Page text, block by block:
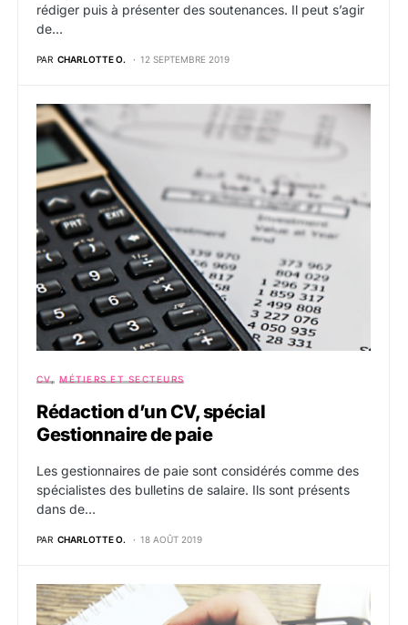
rédiger puis à présenter des soutenances. Il peut s’agir
de…
PAR CHARLOTTE O. 12 SEPTEMBRE 2019
CV MÉTIERS ET SECTEURS
Rédaction d’un CV, spécial
Gestionnaire de paie
Les gestionnaires de paie sont considérés comme des
spécialistes des bulletins de salaire. Ils sont présents
dans de…
PAR CHARLOTTE O. 18 AOÛT 2019